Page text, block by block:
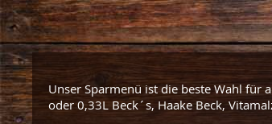
Unser Sparmenü ist die beste Wahl für
oder 0,33L Beck´s, Haake Beck,